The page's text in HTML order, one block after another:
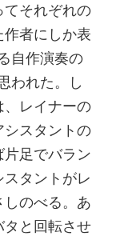
それぞれの
者にしか表
自作演奏の
われた。し
レイナーの
スタントの
足でバラン
タントがレ
のべる。あ
タと回転させ